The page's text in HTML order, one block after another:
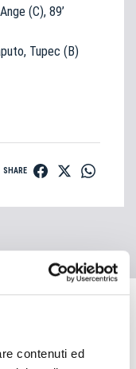
contenuti ed
(C), 89’
Tupec (B)
SHARE